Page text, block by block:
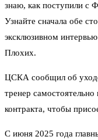
знаю, как поступили с
Узнайте сначала обе
эксклюзивном
Плохих.
ЦСКА сообщил об
тренер
контракта, чтобы
С июня 2025 года